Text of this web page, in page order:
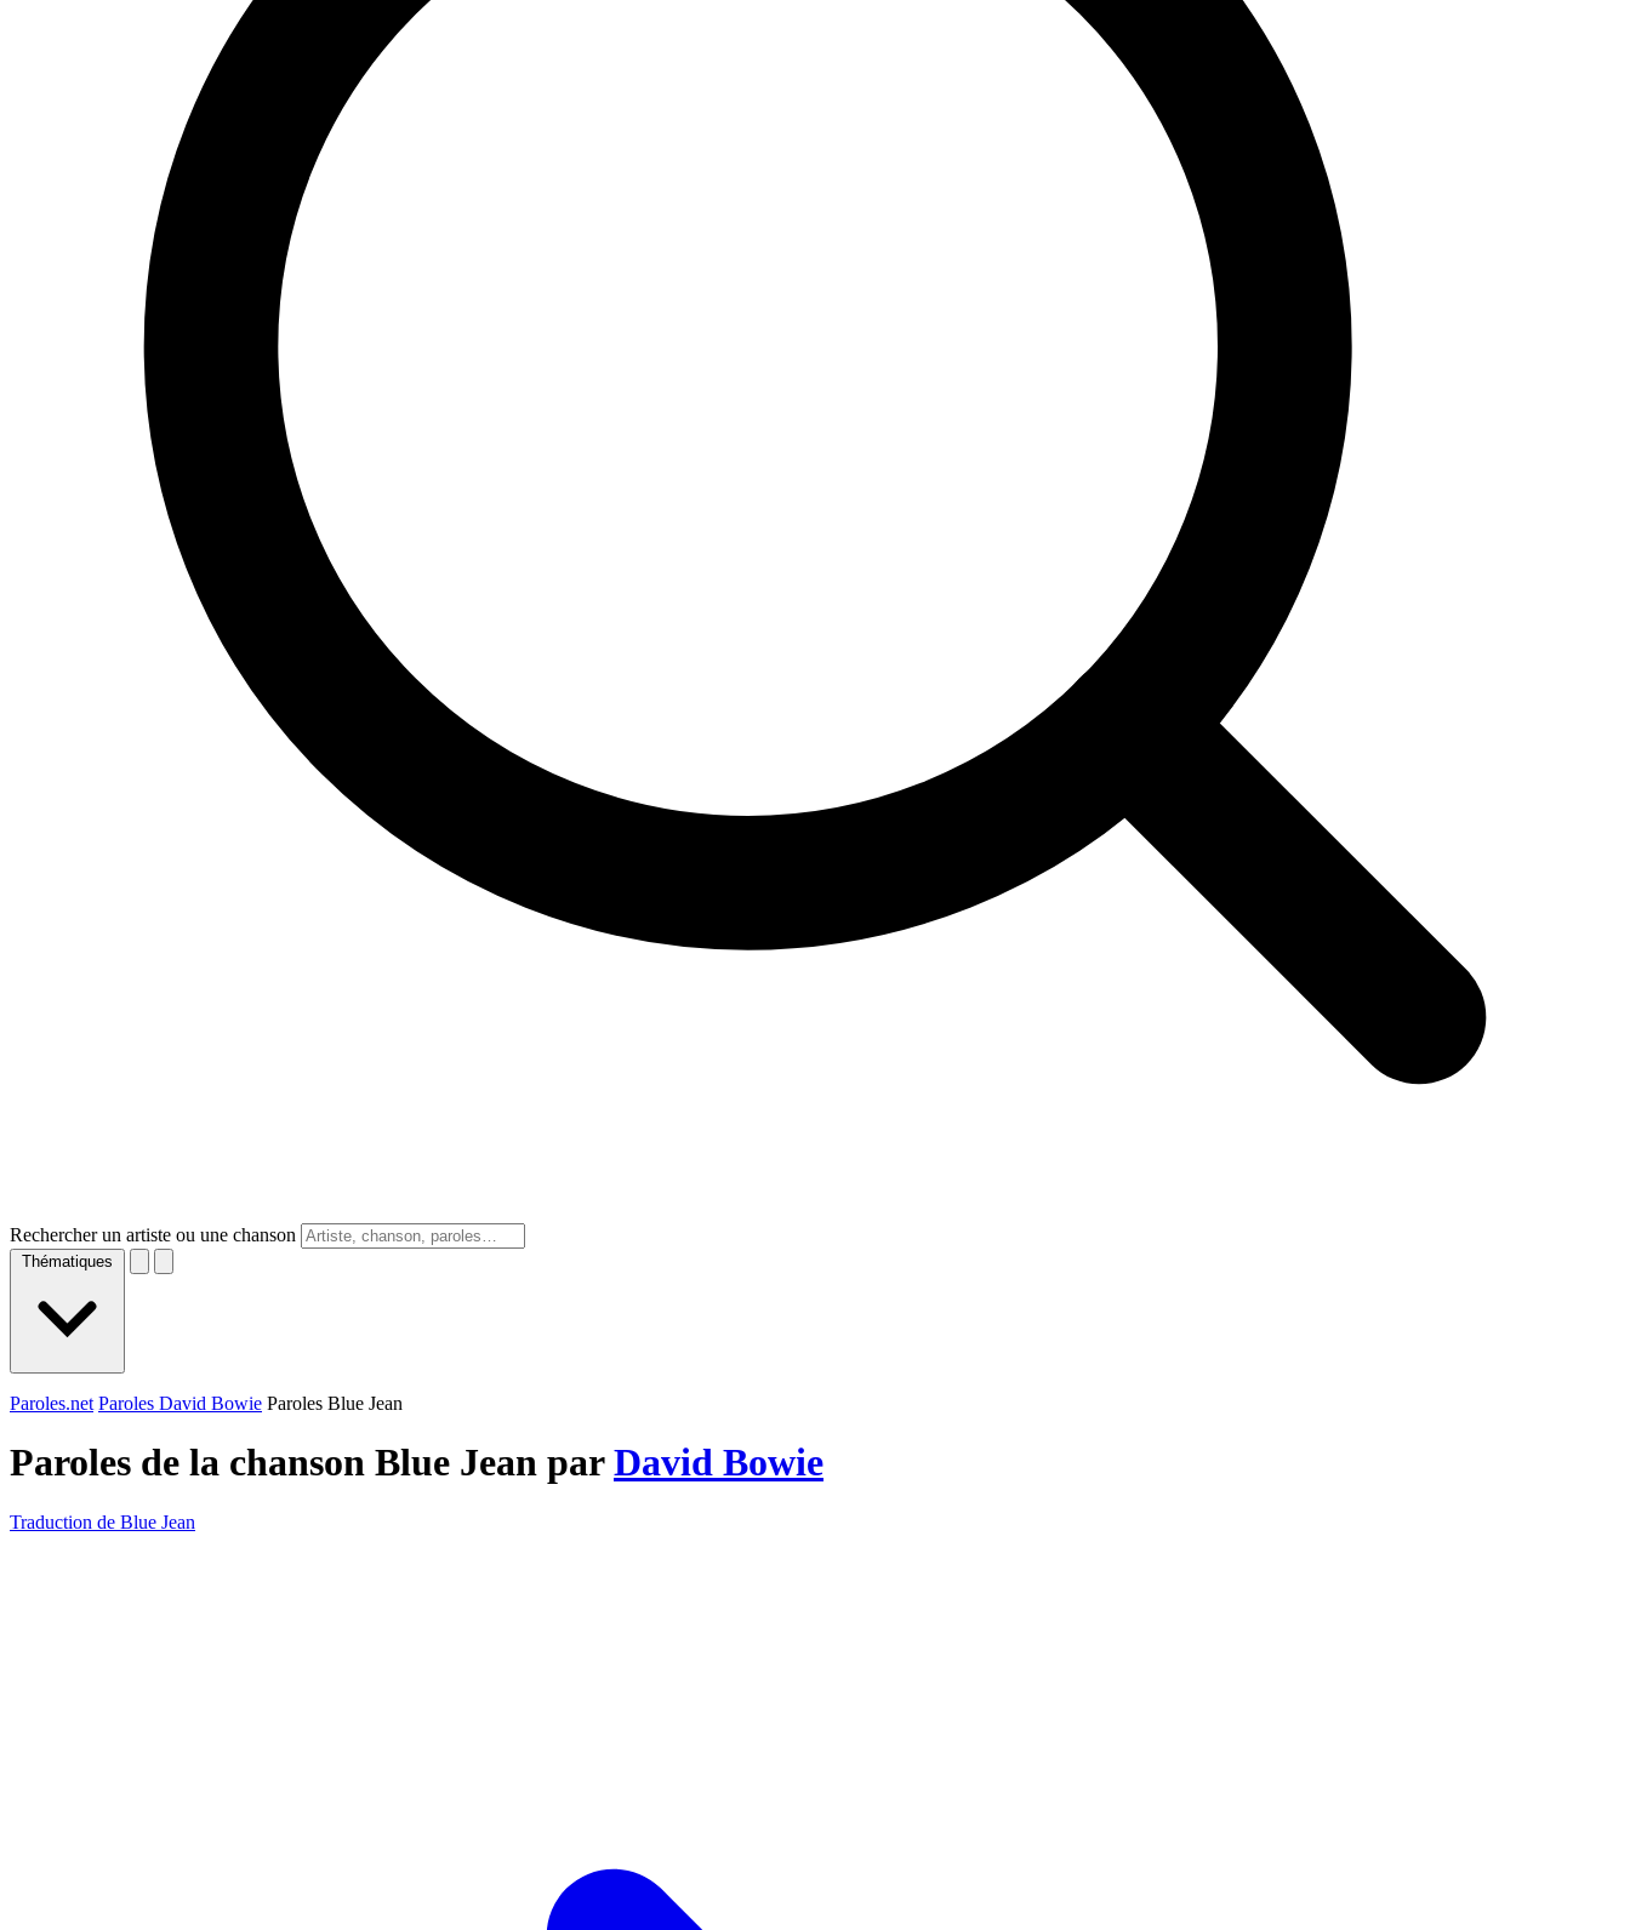
Rechercher un artiste ou une chanson
Thématiques
Paroles.net Paroles David Bowie Paroles Blue Jean
Paroles de la chanson Blue Jean parDavid Bowie
Traduction de Blue Jean